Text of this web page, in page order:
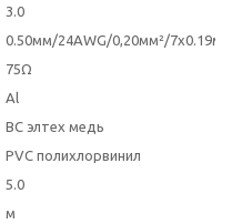
3.0
0.50мм/24AWG/0,20мм²/7х0.19мм
75Ω
Al
BC элтех медь
PVC полихлорвинил
5.0
м